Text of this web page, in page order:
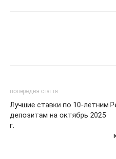
попередня стаття
Лучшие ставки по 10-летним
депозитам на октябрь 2025
г.